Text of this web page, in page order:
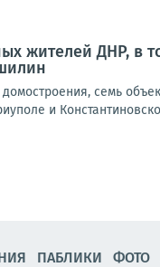
жителей ДНР, в
семь
и
ПАБЛИКИ ФОТО